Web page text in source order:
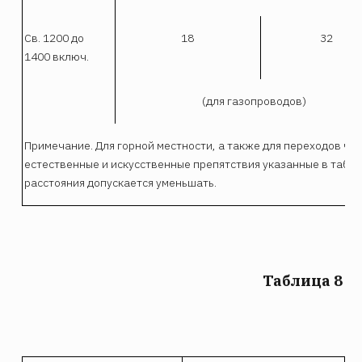
Св. 1200 до
1400 включ.
18 32
(для газопроводов)
Примечание. Для горной местности, а также для переходов
естественные и искусственные препятствия указанные в
расстояния допускается уменьшать.
Таблица 8